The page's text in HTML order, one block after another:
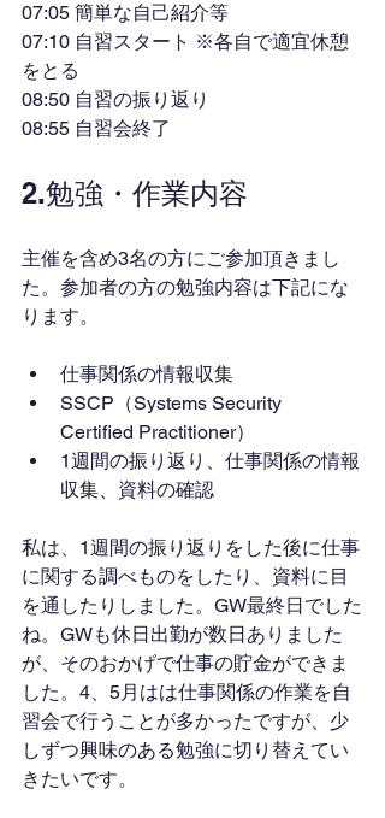
07:05 簡単な自己紹介等
07:10 自習スタート ※各自で適宜休憩
をとる
08:50 自習の振り返り
08:55 自習会終了
2.勉強・作業内容
主催を含め3名の方にご参加頂きまし
た。参加者の方の勉強内容は下記にな
ります。
仕事関係の情報収集
SSCP（Systems Security
Certified Practitioner）
1週間の振り返り、仕事関係の情報
収集、資料の確認
私は、1週間の振り返りをした後に仕事
に関する調べものをしたり、資料に目
を通したりしました。GW最終日でした
ね。GWも休日出勤が数日ありました
が、そのおかげで仕事の貯金ができま
した。4、5月はは仕事関係の作業を自
習会で行うことが多かったですが、少
しずつ興味のある勉強に切り替えてい
きたいです。